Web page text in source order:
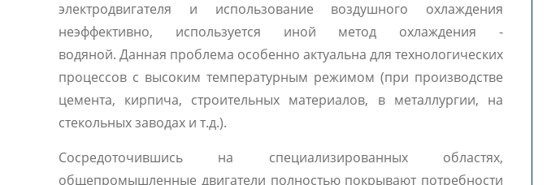
электродвигателя и использование воздушного охлаждения
неэффективно, используется иной метод охлаждения -
водяной. Данная проблема особенно актуальна для технологических
процессов с высоким температурным режимом (при производстве
цемента, кирпича, строительных материалов, в металлургии, на
стекольных заводах и т.д.).
Сосредоточившись на специализированных областях,
общепромышленные двигатели полностью покрывают потребности